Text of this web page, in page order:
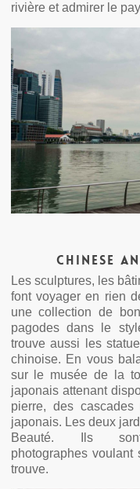
rivière et admirer le
Chinese
Les sculptures, les
font voyager en rien
une collection de
pagodes dans le
trouve aussi les
chinoise. En vous
sur le musée de la
japonais attenant
pierre, des
japonais. Les deux
Beauté. Ils
photographes voulant
trouve.